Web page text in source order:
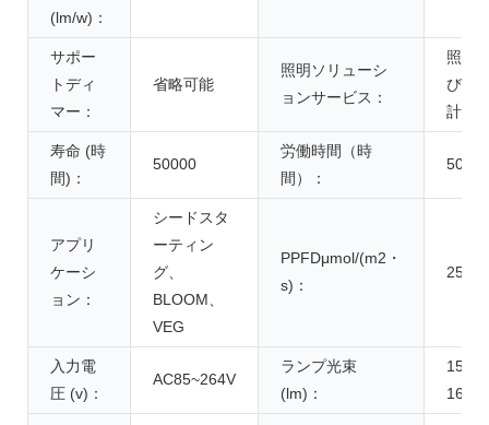
(lm/w)：
サポー
トディ
マー：
省略可能
照明ソリューシ
ョンサービス：
照明
び回
計
寿命 (時
間)：
50000
労働時間（時
間）：
50000
アプリ
ケーシ
ョン：
シードスタ
ーティン
グ、
BLOOM、
VEG
PPFDμmol/(m2・
s)：
250-
入力電
圧 (v)：
AC85~264V
ランプ光束
(lm)：
16000